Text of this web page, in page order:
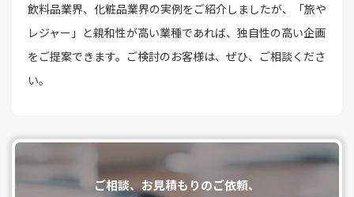
飲料品業界、化粧品業界の実例をご紹介しましたが、「旅や
レジャー」と親和性が高い業種であれば、独自性の高い企画
をご提案できます。ご検討のお客様は、ぜひ、ご相談くださ
い。
ご相談、お⾒積もりのご依頼、